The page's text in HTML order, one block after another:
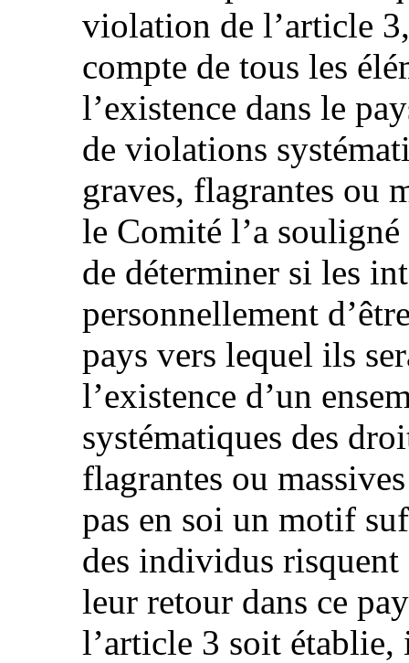
violation de l’article
compte de tous les
l’existence dans le
de violations
graves, flagrantes ou
le Comité l’a
de déterminer si les
personnellement
pays vers lequel ils
l’existence d’un
systématiques des
flagrantes ou
pas en soi un motif
des individus risquent
leur retour dans ce
l’article 3 soit